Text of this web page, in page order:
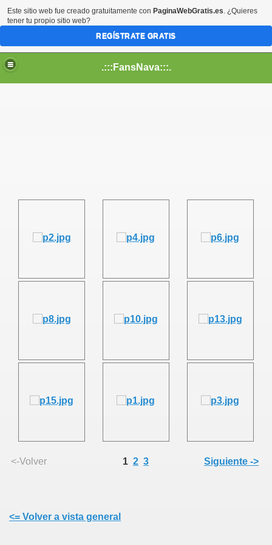
.:::FansNava:::.
<-Volver 1 2 3 Siguiente ->
<= Volver a vista general
Este sitio web fue creado gratuitamente con PaginaWebGratis.es. ¿Quieres
tener tu propio sitio web?
REGÍSTRATE GRATIS